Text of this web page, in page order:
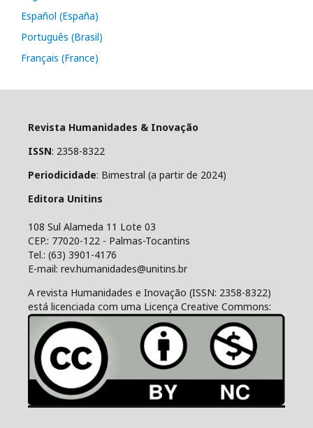
Español (España)
Português (Brasil)
Français (France)
Revista Humanidades & Inovação
ISSN: 2358-8322
Periodicidade: Bimestral (a partir de 2024)
Editora Unitins
108 Sul Alameda 11 Lote 03
CEP.: 77020-122 - Palmas-Tocantins
Tel.: (63) 3901-4176
E-mail: rev.humanidades@unitins.br
A revista Humanidades e Inovação (ISSN: 2358-8322)
está licenciada com uma Licença Creative Commons: